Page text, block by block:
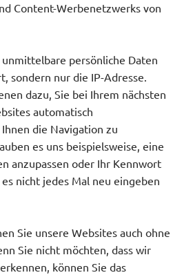
Content-Werbenetzwerks von
persönliche Daten
sondern nur die IP-Adresse.
dazu, Sie bei Ihrem nächsten
automatisch
die Navigation zu
es uns beispielsweise, eine
anzupassen oder Ihr Kennwort
nicht jedes Mal neu eingeben
Sie unsere Websites auch ohne
Sie nicht möchten, dass wir
können Sie das